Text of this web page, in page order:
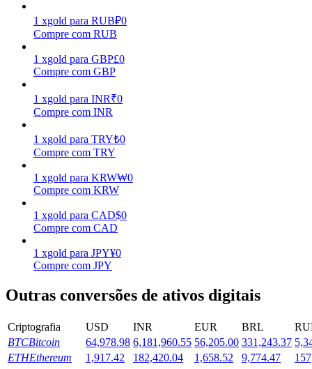
Estacamento
Altos retornos e acesso instantâneo
Launchpool
Staking flexível para ganhar tokens populares.
1 xgold para RUB₽0
Compre com RUB
1 xgold para GBP£0
Compre com GBP
1 xgold para INR₹0
Compre com INR
1 xgold para TRY₺0
Compre com TRY
1 xgold para KRW₩0
Compre com KRW
1 xgold para CAD$0
Compre com CAD
1 xgold para JPY¥0
Compre com JPY
Outras conversões de ativos digitais
Criptografia USD INR EUR BRL
BTCBitcoin 64,978.98 6,181,960.55 56,205.00 331,243.37
ETHEthereum 1,917.42 182,420.04 1,658.52 9,774.47